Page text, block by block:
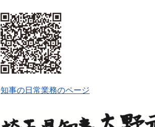
知事の日常業務のページ